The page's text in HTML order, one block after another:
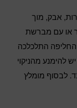
אבק, מוך
או עם מברשת
התלכלכה
להימנע מהניקוי
לבסוף מומלץ